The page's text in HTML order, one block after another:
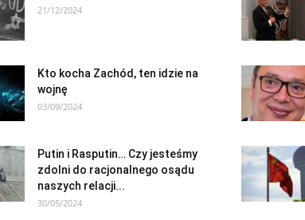
21/12/2024
Kto kocha Zachód, ten idzie na
wojnę
03/09/2024
Putin i Rasputin… Czy jesteśmy
zdolni do racjonalnego osądu
naszych relacji...
30/05/2024